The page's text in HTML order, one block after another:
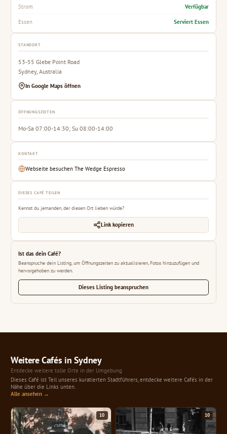
Strom Verfügbar
Essen Serviert Essen
STANDORT
53-55 Glebe Point Road
Sydney, Australia
In Google Maps öffnen
ÖFFNUNGSZEITEN
Mo-Sa 07:00-14:30; Su 08:00-14:00
KONTAKT
Webseite besuchen The Wedge Espresso
DIESES CAFÉ TEILEN
Kennst du jemanden, der diesen Ort lieben würde?
Link kopieren
Ist das dein Café?
Beanspruche dein Listing, um Öffnungszeiten zu aktualisieren, Fotos hinzuzufügen und
hervorgehoben zu werden.
Dieses Listing beanspruchen
Weitere Cafés in Sydney
Entdecke weitere tolle Orte in der Umgebung
Dieses Café ist Teil unseres kuratierten Stadtführers, entdecke weitere Cafés in der
Nähe über die Links unten.
Alle ansehen →
10 10